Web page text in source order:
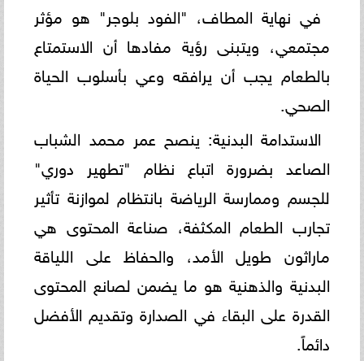
في نهاية المطاف، "الفود بلوجر" هو مؤثر
مجتمعي، ويتبنى رؤية مفادها أن الاستمتاع
بالطعام يجب أن يرافقه وعي بأسلوب الحياة
الصحي.
الاستدامة البدنية: ينصح عمر محمد الشباب
الصاعد بضرورة اتباع نظام "تطهير دوري"
للجسم وممارسة الرياضة بانتظام لموازنة تأثير
تجارب الطعام المكثفة، صناعة المحتوى هي
ماراثون طويل الأمد، والحفاظ على اللياقة
البدنية والذهنية هو ما يضمن لصانع المحتوى
القدرة على البقاء في الصدارة وتقديم الأفضل
دائماً.